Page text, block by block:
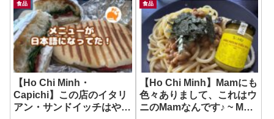
食品
【Ho Chi Minh・
Capichi】この店のイタリ
アン・サンドイッチはやっ
食品
【Ho Chi Minh】Mamにも
色々ありまして、これはウ
ニのMamなんです♪ ~ Mam